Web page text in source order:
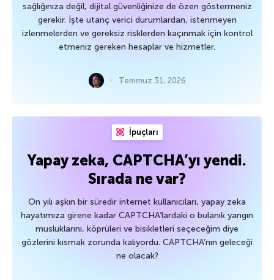
sağlığınıza değil, dijital güvenliğinize de özen göstermeniz
gerekir. İşte utanç verici durumlardan, istenmeyen
izlenmelerden ve gereksiz risklerden kaçınmak için kontrol
etmeniz gereken hesaplar ve hizmetler.
Temmuz 31, 2026
İpuçları
Yapay zeka, CAPTCHA’yı yendi.
Sırada ne var?
On yılı aşkın bir süredir internet kullanıcıları, yapay zeka
hayatımıza girene kadar CAPTCHA’lardaki o bulanık yangın
musluklarını, köprüleri ve bisikletleri seçeceğim diye
gözlerini kısmak zorunda kalıyordu. CAPTCHA’nın geleceği
ne olacak?